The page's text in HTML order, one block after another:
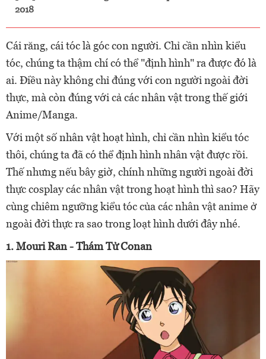
2018
Cái răng, cái tóc là góc con người. Chỉ cần nhìn kiểu
tóc, chúng ta thậm chí có thể "định hình" ra được đó là
ai. Điều này không chỉ đúng với con người ngoài đời
thực, mà còn đúng với cả các nhân vật trong thế giới
Anime/Manga.
Với một số nhân vật hoạt hình, chỉ cần nhìn kiểu tóc
thôi, chúng ta đã có thể định hình nhân vật được rồi.
Thế nhưng nếu bây giờ, chính những người ngoài đời
thực cosplay các nhân vật trong hoạt hình thì sao? Hãy
cùng chiêm ngưỡng kiểu tóc của các nhân vật anime ở
ngoài đời thực ra sao trong loạt hình dưới đây nhé.
1. Mouri Ran - Thám Tử Conan